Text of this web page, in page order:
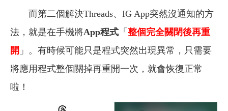
而第二個解決Threads、IG App突然沒通知的方
法，就是在手機將App程式 「 整個完全關閉後再重
開 」。有時候可能只是程式突然出現異常，只需要
將應用程式整個關掉再重開一次，就會恢復正常
啦！